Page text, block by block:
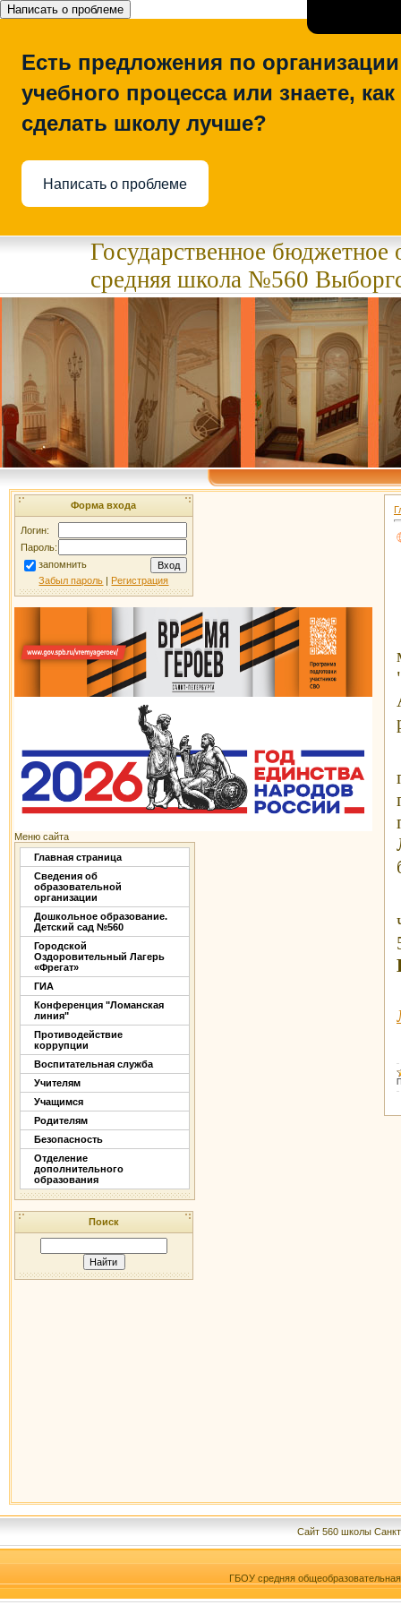
Написать о проблеме
Есть предложения по организации
учебного процесса или знаете, как
сделать школу лучше?
Написать о проблеме
Государственное бюджетное
средняя школа №560
Форма входа
Логин:
Пароль:
запомнить
Забыл пароль | Регистрация
Меню сайта
Главная страница
Сведения об
образовательной
организации
Дошкольное образование.
Детский сад №560
Городской
Оздоровительный Лагерь
«Фрегат»
ГИА
Конференция "Ломанская
линия"
Противодействие
коррупции
Воспитательная служба
Учителям
Учащимся
Родителям
Безопасность
Отделение
дополнительного
образования
Поиск
Сайт 560 школы
ГБОУ средняя